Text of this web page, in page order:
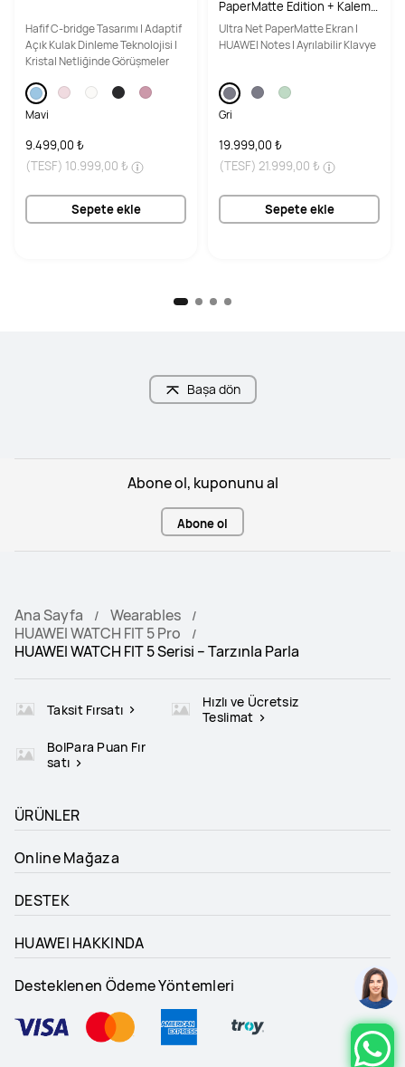
Hafif C-bridge Tasarımı | Adaptif
Açık Kulak Dinleme Teknolojisi |
Kristal Netliğinde Görüşmeler
Mavi
9.499,00 ₺
(TESF) 10.999,00 ₺
Sepete ekle
PaperMatte Edition + Kalem -
12+256GB - Gri
Ultra Net PaperMatte Ekran |
HUAWEI Notes | Ayrılabilir Klavye
Gri
19.999,00 ₺
(TESF) 21.999,00 ₺
Sepete ekle
Başa dön
Abone ol, kuponunu al
Abone ol
Ana Sayfa
Wearables
HUAWEI WATCH FIT 5 Pro
HUAWEI WATCH FIT 5 Serisi – Tarzınla Parla
Taksit Fırsatı
Hızlı ve Ücretsiz
Teslimat
BolPara Puan Fır
satı
ÜRÜNLER
Online Mağaza
DESTEK
HUAWEI HAKKINDA
Desteklenen Ödeme Yöntemleri